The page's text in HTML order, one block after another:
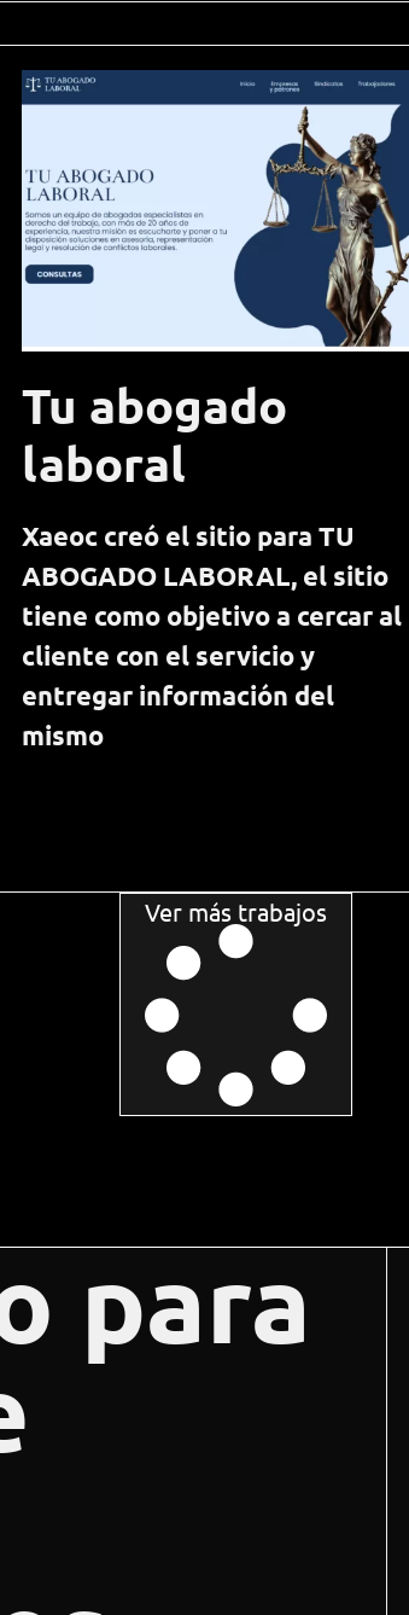
Tu abogado
laboral
Xaeoc creó el sitio para TU
ABOGADO LABORAL, el sitio
tiene como objetivo a cercar al
cliente con el servicio y
entregar información del
mismo
Ver más trabajos
para